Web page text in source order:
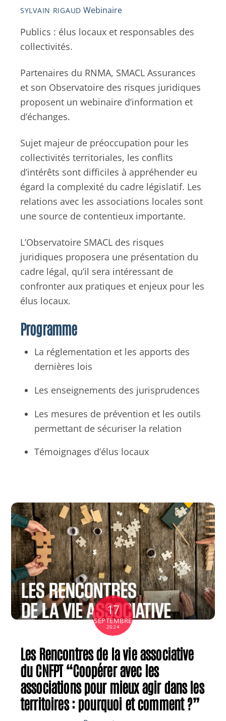
SYLVAIN RIGAUD Webinaire
Publics : élus locaux et responsables des
collectivités.
Partenaires du RNMA, SMACL Assurances
et son Observatoire des risques juridiques
proposent un webinaire d’information et
d’échanges.
Sujet majeur de préoccupation pour les
collectivités territoriales, les conflits
d’intérêts sont difficiles à appréhender eu
égard la complexité du cadre législatif. Les
relations avec les associations locales sont
une source de contentieux importante.
L’Observatoire SMACL des risques
juridiques proposera une présentation du
cadre légal, qu’il sera intéressant de
confronter aux pratiques et enjeux pour les
élus locaux.
Programme
La réglementation et les apports des
dernières lois
Les enseignements des jurisprudences
Les mesures de prévention et les outils
permettant de sécuriser la relation
Témoignages d’élus locaux
17
SEPTEMBRE
2024
Les Rencontres de la vie associative
du CNFPT “Coopérer avec les
associations pour mieux agir dans les
territoires : pourquoi et comment ?”